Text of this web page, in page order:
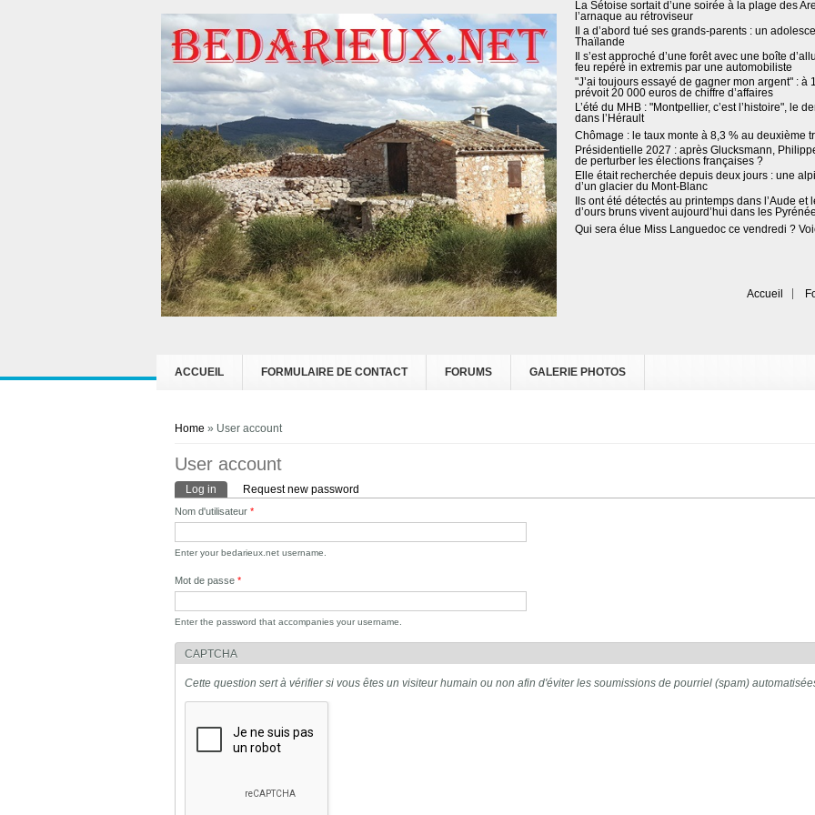
La Sétoise sortait d’une soirée à la plage des
l’arnaque au rétroviseur
Il a d’abord tué ses grands-parents : un
Thaïlande
Il s’est approché d’une forêt avec une boîte
feu repéré in extremis par une automobiliste
"J’ai toujours essayé de gagner mon argent" :
prévoit 20 000 euros de chiffre d’affaires
L’été du MHB : "Montpellier, c’est l’histoire", le
dans l’Hérault
Chômage : le taux monte à 8,3 % au deuxième
Présidentielle 2027 : après Glucksmann,
de perturber les élections françaises ?
Elle était recherchée depuis deux jours : une
d’un glacier du Mont-Blanc
Ils ont été détectés au printemps dans l’Aude
d’ours bruns vivent aujourd’hui dans les
Qui sera élue Miss Languedoc ce vendredi ?
Accueil
ACCUEIL FORMULAIRE DE CONTACT FORUMS GALERIE PHOTOS
You are here
Home » User account
User account
Primary tabs
Log in (active tab)
Request new password
Nom d'utilisateur *
Enter your bedarieux.net username.
Mot de passe *
Enter the password that accompanies your username.
CAPTCHA
Cette question sert à vérifier si vous êtes un visiteur humain ou non afin d'éviter les soumissions de pourriel (spam)